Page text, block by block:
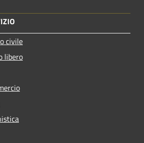
civile
libero